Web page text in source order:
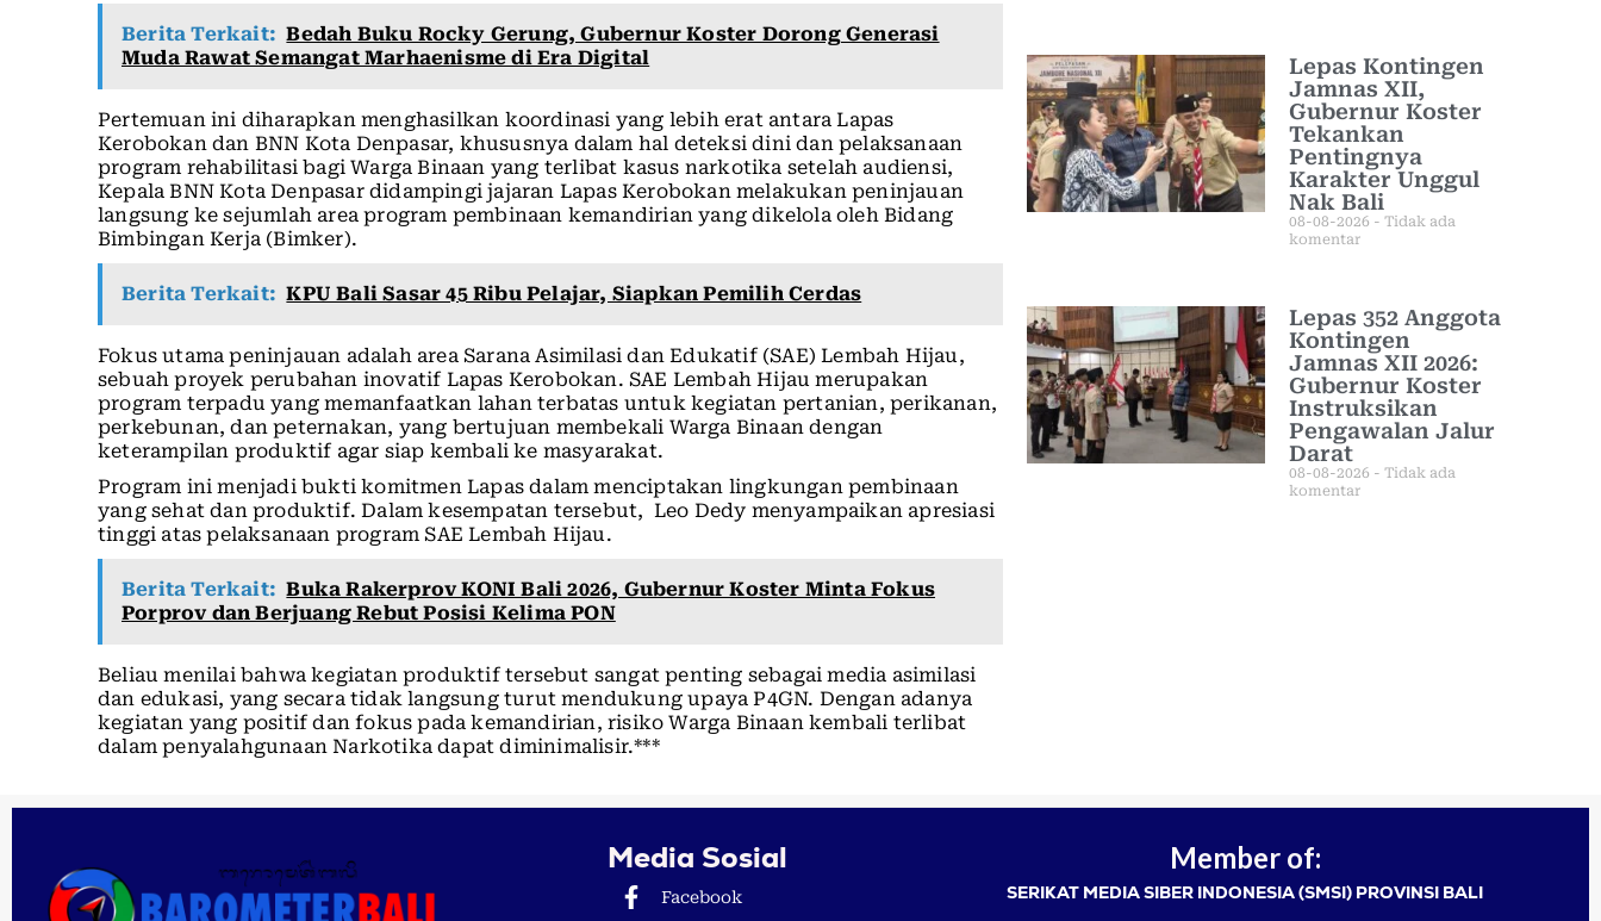
Berita Terkait: Bedah Buku Rocky Gerung, Gubernur Koster Dorong Generasi
Muda Rawat Semangat Marhaenisme di Era Digital
Pertemuan ini diharapkan menghasilkan koordinasi yang lebih erat antara Lapas
Kerobokan dan BNN Kota Denpasar, khususnya dalam hal deteksi dini dan pelaksanaan
program rehabilitasi bagi Warga Binaan yang terlibat kasus narkotika setelah audiensi,
Kepala BNN Kota Denpasar didampingi jajaran Lapas Kerobokan melakukan peninjauan
langsung ke sejumlah area program pembinaan kemandirian yang dikelola oleh Bidang
Bimbingan Kerja (Bimker).
Berita Terkait: KPU Bali Sasar 45 Ribu Pelajar, Siapkan Pemilih Cerdas
Fokus utama peninjauan adalah area Sarana Asimilasi dan Edukatif (SAE) Lembah Hijau,
sebuah proyek perubahan inovatif Lapas Kerobokan. SAE Lembah Hijau merupakan
program terpadu yang memanfaatkan lahan terbatas untuk kegiatan pertanian, perikanan,
perkebunan, dan peternakan, yang bertujuan membekali Warga Binaan dengan
keterampilan produktif agar siap kembali ke masyarakat.
Program ini menjadi bukti komitmen Lapas dalam menciptakan lingkungan pembinaan
yang sehat dan produktif. Dalam kesempatan tersebut, Leo Dedy menyampaikan apresiasi
tinggi atas pelaksanaan program SAE Lembah Hijau.
Berita Terkait: Buka Rakerprov KONI Bali 2026, Gubernur Koster Minta Fokus
Porprov dan Berjuang Rebut Posisi Kelima PON
Beliau menilai bahwa kegiatan produktif tersebut sangat penting sebagai media asimilasi
dan edukasi, yang secara tidak langsung turut mendukung upaya P4GN. Dengan adanya
kegiatan yang positif dan fokus pada kemandirian, risiko Warga Binaan kembali terlibat
dalam penyalahgunaan Narkotika dapat diminimalisir.***
Lepas Kontingen
Jamnas XII,
Gubernur Koster
Tekankan
Pentingnya
Karakter Unggul
Nak Bali
08-08-2026
Tidak ada
komentar
Lepas 352 Anggota
Kontingen
Jamnas XII 2026:
Gubernur Koster
Instruksikan
Pengawalan Jalur
Darat
08-08-2026
Tidak ada
komentar
Media Sosial
Facebook
Member of:
SERIKAT MEDIA SIBER INDONESIA (SMSI) PROVINSI BALI